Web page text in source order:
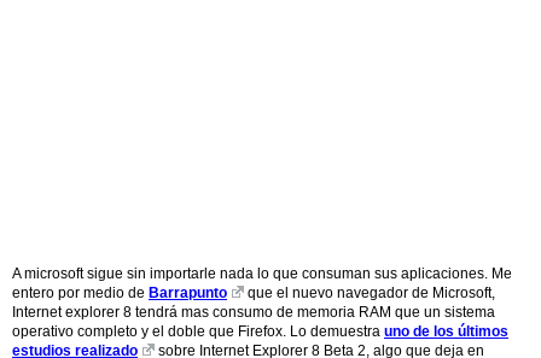
A microsoft sigue sin importarle nada lo que consuman sus aplicaciones. Me
entero por medio de Barrapunto
que el nuevo navegador de Microsoft,
Internet explorer 8 tendrá mas consumo de memoria RAM que un sistema
operativo completo y el doble que Firefox. Lo demuestra uno de los últimos
estudios realizado
sobre Internet Explorer 8 Beta 2, algo que deja en